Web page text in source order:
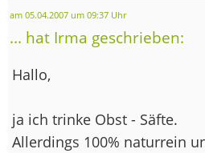
am 05.04.2007 um 09:37 Uhr
... hat Irma geschrieben:
Hallo,
ja ich trinke Obst - Säfte.
Allerdings 100% naturrein